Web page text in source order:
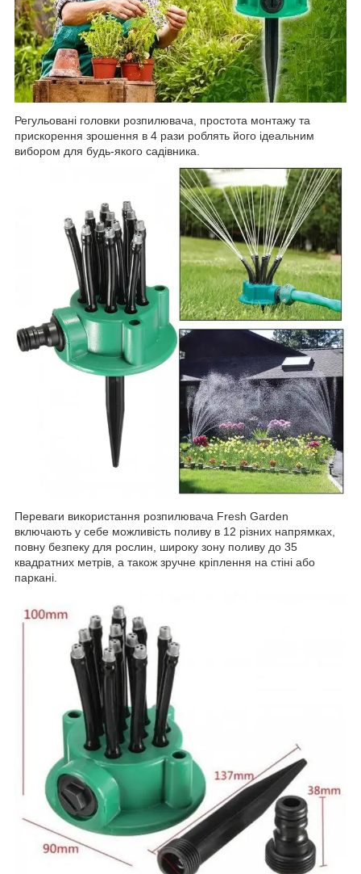
Регульовані головки розпилювача, простота монтажу та
прискорення зрошення в 4 рази роблять його ідеальним
вибором для будь-якого садівника.
Переваги використання розпилювача Fresh Garden
включають у себе можливість поливу в 12 різних напрямках,
повну безпеку для рослин, широку зону поливу до 35
квадратних метрів, а також зручне кріплення на стіні або
паркані.